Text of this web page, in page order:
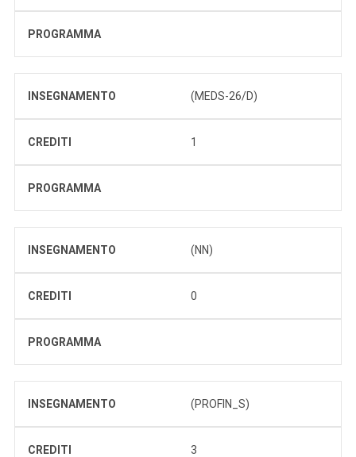
PROGRAMMA
INSEGNAMENTO (MEDS-26/D)
CREDITI 1
PROGRAMMA
INSEGNAMENTO (NN)
CREDITI 0
PROGRAMMA
INSEGNAMENTO (PROFIN_S)
CREDITI 3